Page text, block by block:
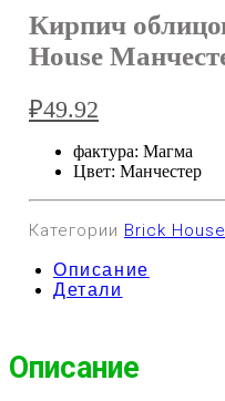
Кирпич
House
₽49.92
фактура: Магма
Цвет: Манчестер
Категории Brick House
Описание
Детали
Описание